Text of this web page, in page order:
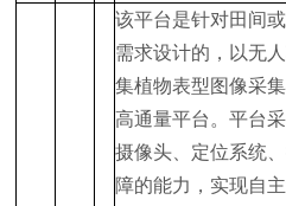
该平台是针对田间
需求设计的，以无
集植物表型图像采
高通量平台。平台
摄像头、定位系统
障的能力，实现自